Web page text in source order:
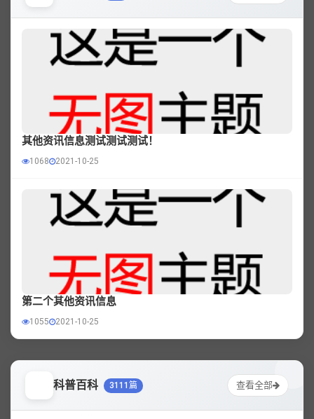
其他资讯信息测试测试测试！
1068 2021-10-25
第二个其他资讯信息
1055 2021-10-25
科普百科 3111篇 查看全部